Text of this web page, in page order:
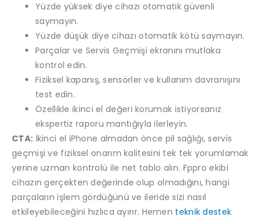
Yüzde yüksek diye cihazı otomatik güvenli
saymayın.
Yüzde düşük diye cihazı otomatik kötü saymayın.
Parçalar ve Servis Geçmişi ekranını mutlaka
kontrol edin.
Fiziksel kapanış, sensörler ve kullanım davranışını
test edin.
Özellikle ikinci el değeri korumak istiyorsanız
ekspertiz raporu mantığıyla ilerleyin.
CTA: İkinci el iPhone almadan önce pil sağlığı, servis
geçmişi ve fiziksel onarım kalitesini tek tek yorumlamak
yerine uzman kontrolü ile net tablo alın. Fppro ekibi
cihazın gerçekten değerinde olup olmadığını, hangi
parçaların işlem gördüğünü ve ileride sizi nasıl
etkileyebileceğini hızlıca ayırır. Hemen teknik destek